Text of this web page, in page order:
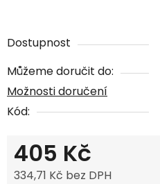
Dostupnost
Můžeme doručit do:
Možnosti doručení
Kód:
405 Kč
334,71 Kč bez DPH